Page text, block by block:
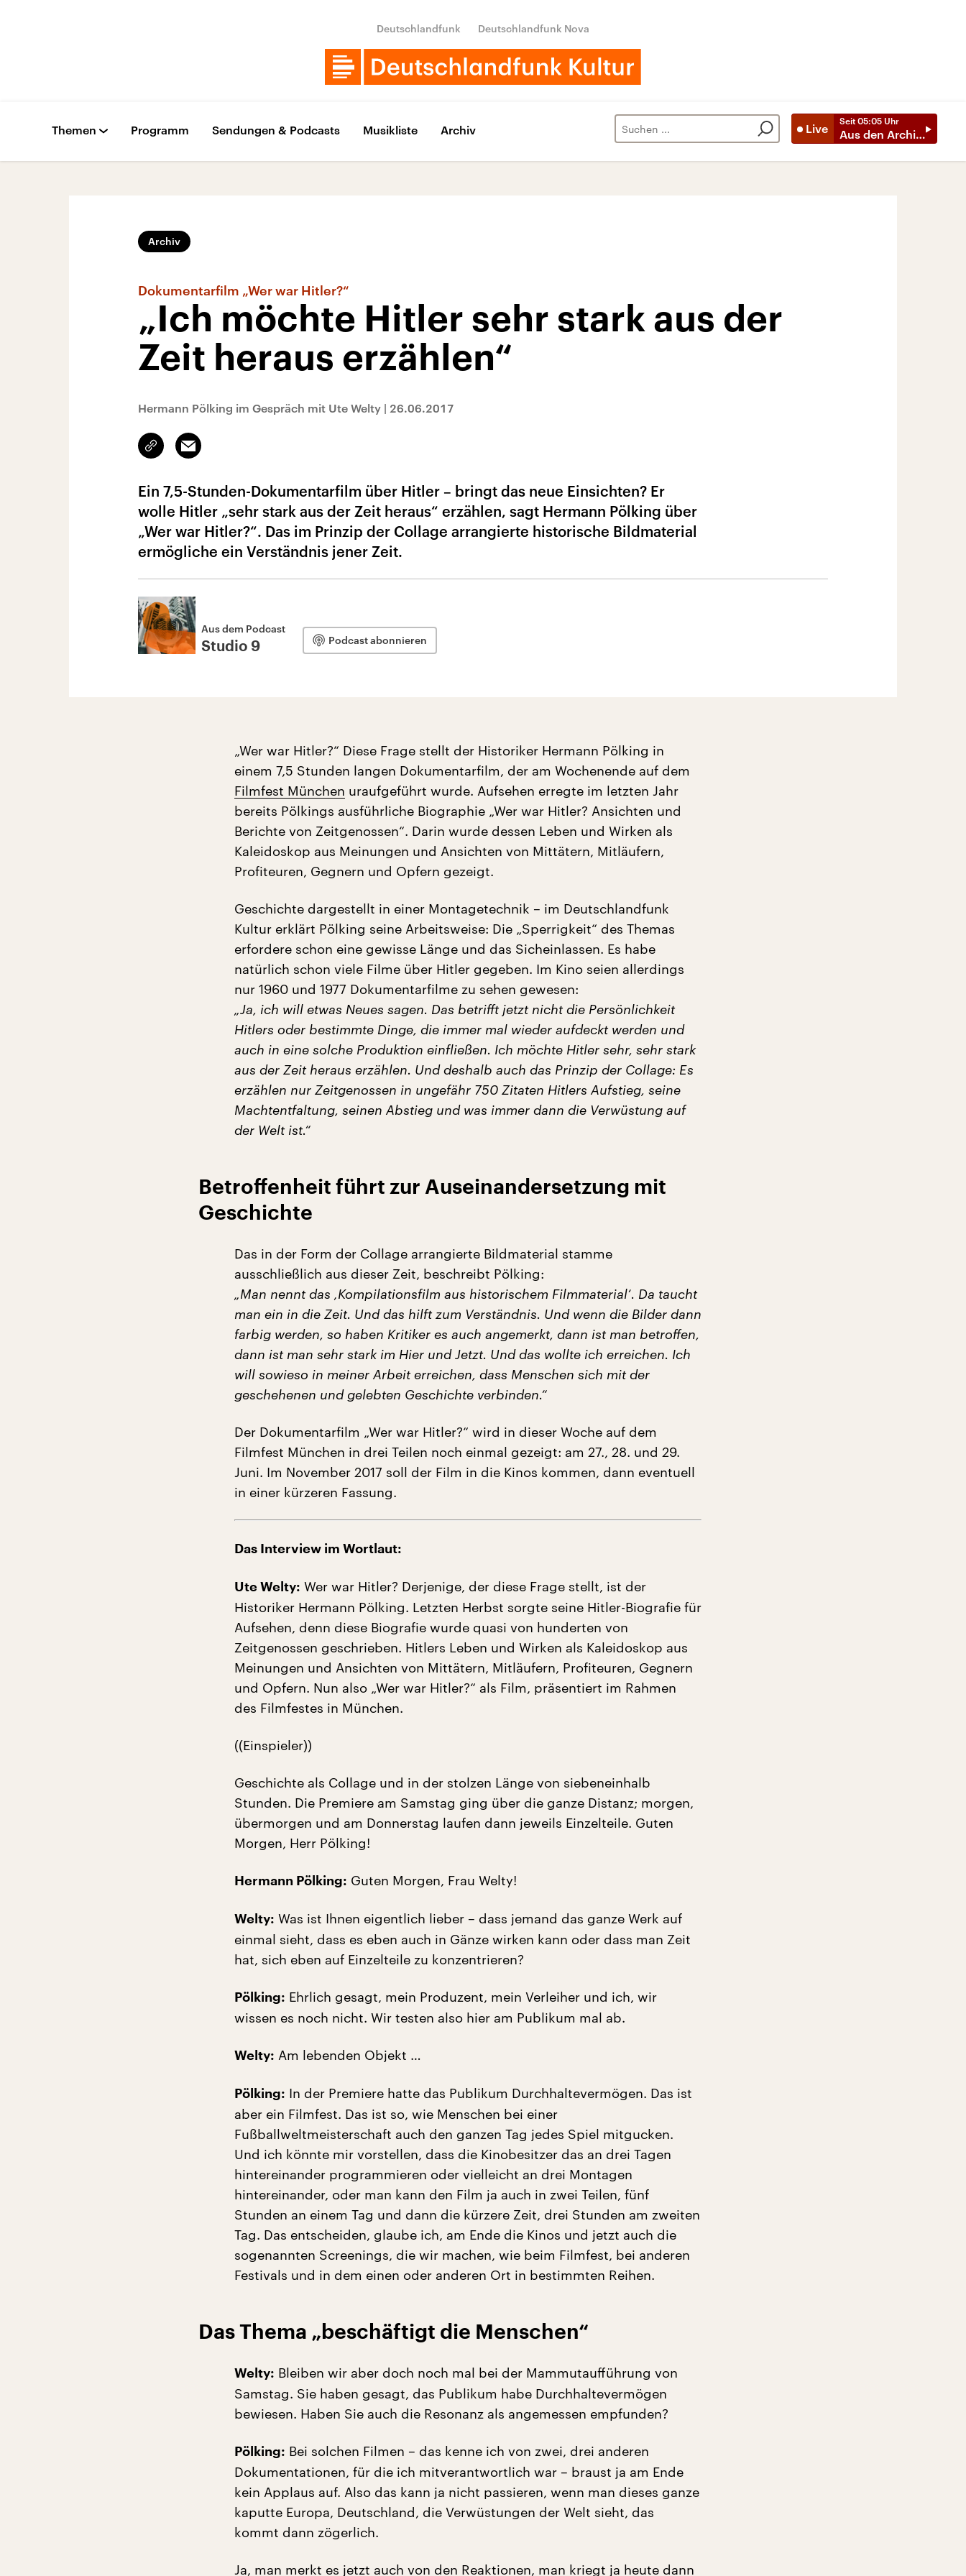
Deutschlandfunk Deutschlandfunk Nova
Live
Seit 05:05 Uhr
Aus den Archiven
Themen Programm Sendungen & Podcasts Musikliste Archiv
Archiv
Dokumentarfilm „Wer war Hitler?“
„Ich möchte Hitler sehr stark aus der
Zeit heraus erzählen“
Hermann Pölking im Gespräch mit Ute Welty | 26.06.2017
Link
kopieren/teilen
Email
Ein 7,5-Stunden-Dokumentarfilm über Hitler – bringt das neue Einsichten? Er
wolle Hitler „sehr stark aus der Zeit heraus“ erzählen, sagt Hermann Pölking über
„Wer war Hitler?“. Das im Prinzip der Collage arrangierte historische Bildmaterial
ermögliche ein Verständnis jener Zeit.
Aus dem Podcast
Studio 9 Podcast abonnieren
„Wer war Hitler?“ Diese Frage stellt der Historiker Hermann Pölking in
einem 7,5 Stunden langen Dokumentarfilm, der am Wochenende auf dem
Filmfest München uraufgeführt wurde. Aufsehen erregte im letzten Jahr
bereits Pölkings ausführliche Biographie „Wer war Hitler? Ansichten und
Berichte von Zeitgenossen“. Darin wurde dessen Leben und Wirken als
Kaleidoskop aus Meinungen und Ansichten von Mittätern, Mitläufern,
Profiteuren, Gegnern und Opfern gezeigt.
Geschichte dargestellt in einer Montagetechnik – im Deutschlandfunk
Kultur erklärt Pölking seine Arbeitsweise: Die „Sperrigkeit“ des Themas
erfordere schon eine gewisse Länge und das Sicheinlassen. Es habe
natürlich schon viele Filme über Hitler gegeben. Im Kino seien allerdings
nur 1960 und 1977 Dokumentarfilme zu sehen gewesen:
„Ja, ich will etwas Neues sagen. Das betrifft jetzt nicht die Persönlichkeit
Hitlers oder bestimmte Dinge, die immer mal wieder aufdeckt werden und
auch in eine solche Produktion einfließen. Ich möchte Hitler sehr, sehr stark
aus der Zeit heraus erzählen. Und deshalb auch das Prinzip der Collage: Es
erzählen nur Zeitgenossen in ungefähr 750 Zitaten Hitlers Aufstieg, seine
Machtentfaltung, seinen Abstieg und was immer dann die Verwüstung auf
der Welt ist.“
Betroffenheit führt zur Auseinandersetzung mit
Geschichte
Das in der Form der Collage arrangierte Bildmaterial stamme
ausschließlich aus dieser Zeit, beschreibt Pölking:
„Man nennt das ‚Kompilationsfilm aus historischem Filmmaterial‘. Da taucht
man ein in die Zeit. Und das hilft zum Verständnis. Und wenn die Bilder dann
farbig werden, so haben Kritiker es auch angemerkt, dann ist man betroffen,
dann ist man sehr stark im Hier und Jetzt. Und das wollte ich erreichen. Ich
will sowieso in meiner Arbeit erreichen, dass Menschen sich mit der
geschehenen und gelebten Geschichte verbinden.“
Der Dokumentarfilm „Wer war Hitler?“ wird in dieser Woche auf dem
Filmfest München in drei Teilen noch einmal gezeigt: am 27., 28. und 29.
Juni. Im November 2017 soll der Film in die Kinos kommen, dann eventuell
in einer kürzeren Fassung.
Das Interview im Wortlaut:
Ute Welty: Wer war Hitler? Derjenige, der diese Frage stellt, ist der
Historiker Hermann Pölking. Letzten Herbst sorgte seine Hitler-Biografie für
Aufsehen, denn diese Biografie wurde quasi von hunderten von
Zeitgenossen geschrieben. Hitlers Leben und Wirken als Kaleidoskop aus
Meinungen und Ansichten von Mittätern, Mitläufern, Profiteuren, Gegnern
und Opfern. Nun also „Wer war Hitler?“ als Film, präsentiert im Rahmen
des Filmfestes in München.
((Einspieler))
Geschichte als Collage und in der stolzen Länge von siebeneinhalb
Stunden. Die Premiere am Samstag ging über die ganze Distanz; morgen,
übermorgen und am Donnerstag laufen dann jeweils Einzelteile. Guten
Morgen, Herr Pölking!
Hermann Pölking: Guten Morgen, Frau Welty!
Welty: Was ist Ihnen eigentlich lieber – dass jemand das ganze Werk auf
einmal sieht, dass es eben auch in Gänze wirken kann oder dass man Zeit
hat, sich eben auf Einzelteile zu konzentrieren?
Pölking: Ehrlich gesagt, mein Produzent, mein Verleiher und ich, wir
wissen es noch nicht. Wir testen also hier am Publikum mal ab.
Welty: Am lebenden Objekt …
Pölking: In der Premiere hatte das Publikum Durchhaltevermögen. Das ist
aber ein Filmfest. Das ist so, wie Menschen bei einer
Fußballweltmeisterschaft auch den ganzen Tag jedes Spiel mitgucken.
Und ich könnte mir vorstellen, dass die Kinobesitzer das an drei Tagen
hintereinander programmieren oder vielleicht an drei Montagen
hintereinander, oder man kann den Film ja auch in zwei Teilen, fünf
Stunden an einem Tag und dann die kürzere Zeit, drei Stunden am zweiten
Tag. Das entscheiden, glaube ich, am Ende die Kinos und jetzt auch die
sogenannten Screenings, die wir machen, wie beim Filmfest, bei anderen
Festivals und in dem einen oder anderen Ort in bestimmten Reihen.
Das Thema „beschäftigt die Menschen“
Welty: Bleiben wir aber doch noch mal bei der Mammutaufführung von
Samstag. Sie haben gesagt, das Publikum habe Durchhaltevermögen
bewiesen. Haben Sie auch die Resonanz als angemessen empfunden?
Pölking: Bei solchen Filmen – das kenne ich von zwei, drei anderen
Dokumentationen, für die ich mitverantwortlich war – braust ja am Ende
kein Applaus auf. Also das kann ja nicht passieren, wenn man dieses ganze
kaputte Europa, Deutschland, die Verwüstungen der Welt sieht, das
kommt dann zögerlich.
Ja, man merkt es jetzt auch von den Reaktionen, man kriegt ja heute dann